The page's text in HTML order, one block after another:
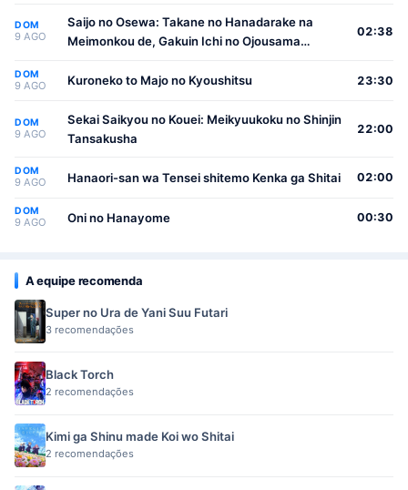
DOM
9 AGO
Saijo no Osewa: Takane no Hanadarake na
Meimonkou de, Gakuin Ichi no Ojousama
Osewa suru Koto ni Narimashita
02:38
DOM
9 AGO Kuroneko to Majo no Kyoushitsu 23:30
DOM
9 AGO
Sekai Saikyou no Kouei: Meikyuukoku no Shinjin
Tansakusha
22:00
DOM
9 AGO Hanaori-san wa Tensei shitemo Kenka ga Shitai 02:00
DOM
9 AGO Oni no Hanayome 00:30
A equipe recomenda
Super no Ura de Yani Suu Futari
3 recomendações
Black Torch
2 recomendações
Kimi ga Shinu made Koi wo Shitai
2 recomendações